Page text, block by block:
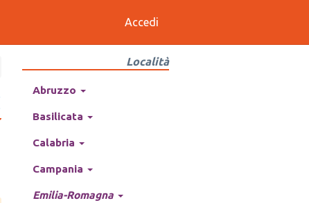
Accedi
Località
Abruzzo
Basilicata
Calabria
Campania
Emilia-Romagna